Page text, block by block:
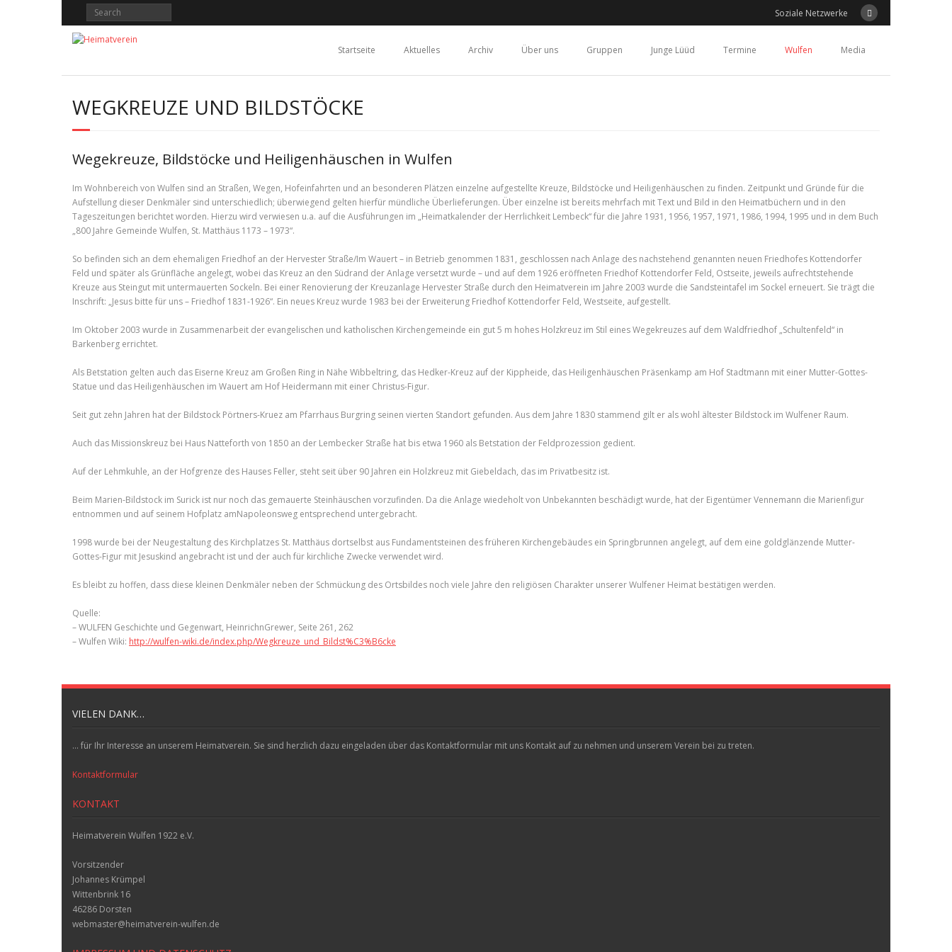
content
Soziale Netzwerke
Startseite Aktuelles Archiv Über uns Gruppen Junge Lüüd Termine Wulfen Media
WEGKREUZE UND BILDSTÖCKE
Wegekreuze, Bildstöcke und Heiligenhäuschen in Wulfen
Im Wohnbereich von Wulfen sind an Straßen, Wegen, Hofeinfahrten und an besonderen Plätzen einzelne aufgestellte Kreuze, Bildstöcke und Heiligenhäuschen zu finden. Zeitpunkt und Gründe für die
Aufstellung dieser Denkmäler sind unterschiedlich; überwiegend gelten hierfür mündliche Überlieferungen. Über einzelne ist bereits mehrfach mit Text und Bild in den Heimatbüchern und in den
Tageszeitungen berichtet worden. Hierzu wird verwiesen u.a. auf die Ausführungen im „Heimatkalender der Herrlichkeit Lembeck“ für die Jahre 1931, 1956, 1957, 1971, 1986, 1994, 1995 und in dem Buch
„800 Jahre Gemeinde Wulfen, St. Matthäus 1173 – 1973“.
So befinden sich an dem ehemaligen Friedhof an der Hervester Straße/Im Wauert – in Betrieb genommen 1831, geschlossen nach Anlage des nachstehend genannten neuen Friedhofes Kottendorfer
Feld und später als Grünfläche angelegt, wobei das Kreuz an den Südrand der Anlage versetzt wurde – und auf dem 1926 eröffneten Friedhof Kottendorfer Feld, Ostseite, jeweils aufrechtstehende
Kreuze aus Steingut mit untermauerten Sockeln. Bei einer Renovierung der Kreuzanlage Hervester Straße durch den Heimatverein im Jahre 2003 wurde die Sandsteintafel im Sockel erneuert. Sie trägt die
Inschrift: „Jesus bitte für uns – Friedhof 1831-1926“. Ein neues Kreuz wurde 1983 bei der Erweiterung Friedhof Kottendorfer Feld, Westseite, aufgestellt.
Im Oktober 2003 wurde in Zusammenarbeit der evangelischen und katholischen Kirchengemeinde ein gut 5 m hohes Holzkreuz im Stil eines Wegekreuzes auf dem Waldfriedhof „Schultenfeld“ in
Barkenberg errichtet.
Als Betstation gelten auch das Eiserne Kreuz am Großen Ring in Nähe Wibbeltring, das Hedker-Kreuz auf der Kippheide, das Heiligenhäuschen Präsenkamp am Hof Stadtmann mit einer Mutter-Gottes-
Statue und das Heiligenhäuschen im Wauert am Hof Heidermann mit einer Christus-Figur.
Seit gut zehn Jahren hat der Bildstock Pörtners-Kruez am Pfarrhaus Burgring seinen vierten Standort gefunden. Aus dem Jahre 1830 stammend gilt er als wohl ältester Bildstock im Wulfener Raum.
Auch das Missionskreuz bei Haus Natteforth von 1850 an der Lembecker Straße hat bis etwa 1960 als Betstation der Feldprozession gedient.
Auf der Lehmkuhle, an der Hofgrenze des Hauses Feller, steht seit über 90 Jahren ein Holzkreuz mit Giebeldach, das im Privatbesitz ist.
Beim Marien-Bildstock im Surick ist nur noch das gemauerte Steinhäuschen vorzufinden. Da die Anlage wiedeholt von Unbekannten beschädigt wurde, hat der Eigentümer Vennemann die Marienfigur
entnommen und auf seinem Hofplatz amNapoleonsweg entsprechend untergebracht.
1998 wurde bei der Neugestaltung des Kirchplatzes St. Matthäus dortselbst aus Fundamentsteinen des früheren Kirchengebäudes ein Springbrunnen angelegt, auf dem eine goldglänzende Mutter-
Gottes-Figur mit Jesuskind angebracht ist und der auch für kirchliche Zwecke verwendet wird.
Es bleibt zu hoffen, dass diese kleinen Denkmäler neben der Schmückung des Ortsbildes noch viele Jahre den religiösen Charakter unserer Wulfener Heimat bestätigen werden.
Quelle:
– WULFEN Geschichte und Gegenwart, HeinrichnGrewer, Seite 261, 262
– Wulfen Wiki: http://wulfen-wiki.de/index.php/Wegkreuze_und_Bildst%C3%B6cke
VIELEN DANK…
... für Ihr Interesse an unserem Heimatverein. Sie sind herzlich dazu eingeladen über das Kontaktformular mit uns Kontakt auf zu nehmen und unserem Verein bei zu treten.
Kontaktformular
KONTAKT
Heimatverein Wulfen 1922 e.V.
Vorsitzender
Johannes Krümpel
Wittenbrink 16
46286 Dorsten
webmaster@heimatverein-wulfen.de